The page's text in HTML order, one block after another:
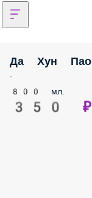
Да Хун Пао
-
800 мл.
350 ₽